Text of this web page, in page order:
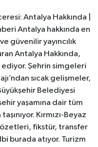
Antalya Hakkında |
Antalya hakkında en
güvenilir yayıncılık
Antalya Hakkında,
ediyor. Şehrin simgeleri
sıcak gelişmeler,
Belediyesi
yaşamına dair tüm
Kırmızı-Beyaz
özetleri, fikstür, transfer
burada atıyor. Turizm